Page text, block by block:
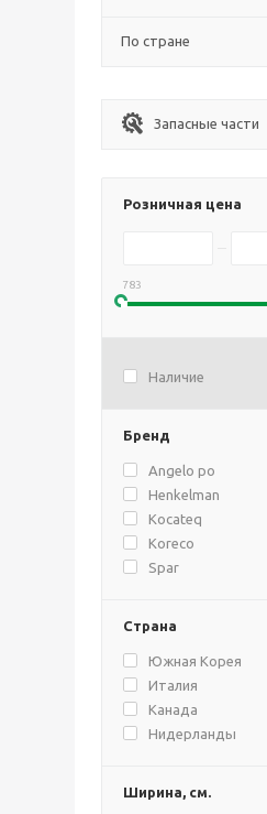
По стране
Запасные части
Розничная цена
783
Наличие
Бренд
Angelo po
Henkelman
Kocateq
Koreco
Spar
Страна
Южная Корея
Италия
Канада
Нидерланды
Ширина, см.